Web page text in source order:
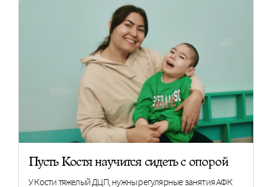
Пусть Костя научится сидеть с опорой
У Кости тяжелый ДЦП, нужны регулярные занятия АФК